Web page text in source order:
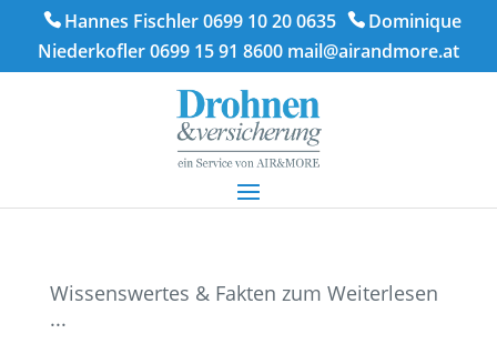
Hannes Fischler 0699 10 20 0635
Dominique
Niederkofler 0699 15 91 8600 mail@airandmore.at
Wissenswertes & Fakten zum Weiterlesen
...